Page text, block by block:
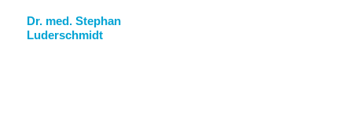
Dr. med. Stephan
Luderschmidt